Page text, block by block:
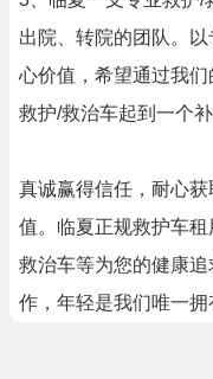
出院、转院的团队。
心价值，希望通过我
救护/救治车起到一个
真诚赢得信任，耐心
值。临夏正规救护车
救治车等为您的健康
作，年轻是我们唯一拥